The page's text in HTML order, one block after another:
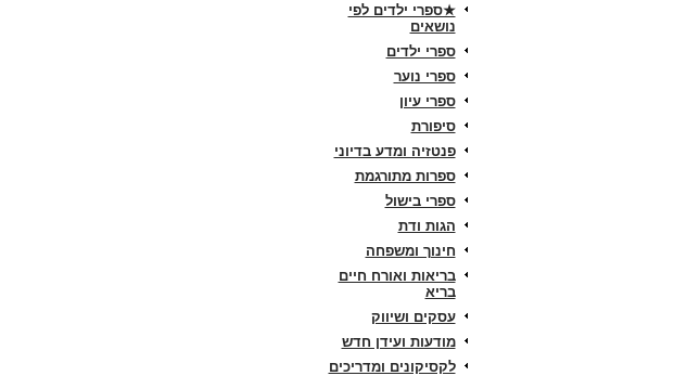
★ספרי ילדים לפי
נושאים
ספרי ילדים
ספרי נוער
ספרי עיון
סיפורת
פנטזיה ומדע בדיוני
ספרות מתורגמת
ספרי בישול
הגות ודת
חינוך ומשפחה
בריאות ואורח חיים
בריא
עסקים ושיווק
מודעות ועידן חדש
לקסיקונים ומדריכים